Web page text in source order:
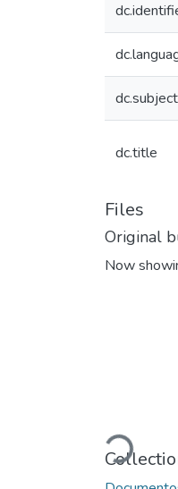
dc.title
Files
Original
Now
Loading...